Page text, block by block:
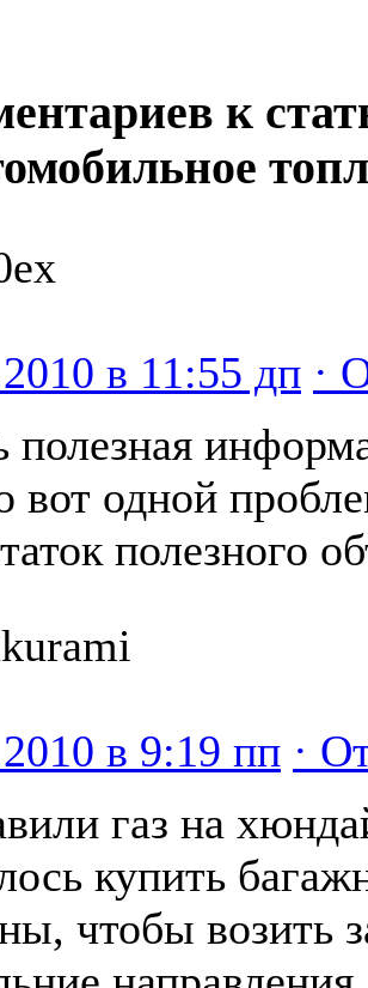
к
в 11:55 дп ·
полезная
вот одной
полезного
в 9:19 пп ·
газ на
купить
чтобы возить